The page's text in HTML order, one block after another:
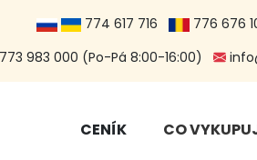
774 617 716 776 676
983 000 (Po-Pá 8:00-16:00)
CENÍK CO